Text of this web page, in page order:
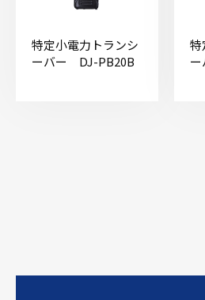
特定小電力トランシ
ーバー DJ-PB20B
特